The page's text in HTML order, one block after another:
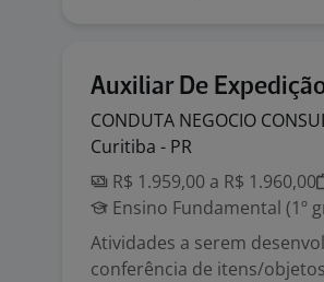
Auxiliar De
CONDUTA NEGOCIO
Curitiba - PR
R$ 1.959,00 a R$ 1.960,00
Ensino Fundamental (1º
Atividades a serem
conferência de itens/